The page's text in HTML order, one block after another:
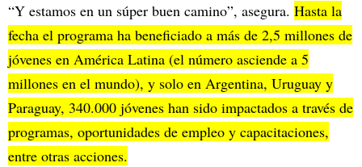
“Y estamos en un súper buen camino”, asegura. Hasta la
fecha el programa ha beneficiado a más de 2,5 millones de
jóvenes en América Latina (el número asciende a 5
millones en el mundo), y solo en Argentina, Uruguay y
Paraguay, 340.000 jóvenes han sido impactados a través de
programas, oportunidades de empleo y capacitaciones,
entre otras acciones.